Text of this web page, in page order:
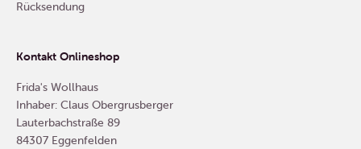
Rücksendung
Kontakt Onlineshop
Frida's Wollhaus
Inhaber: Claus Obergrusberger
Lauterbachstraße 89
84307 Eggenfelden